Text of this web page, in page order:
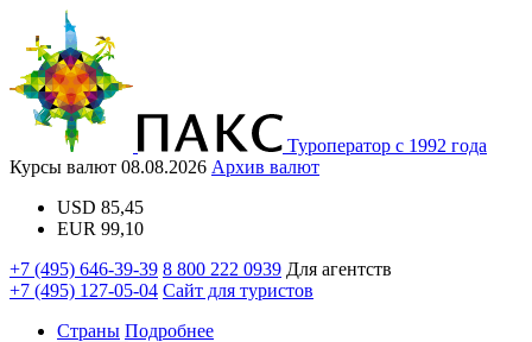
Туроператор с 1992 года
Курсы валют 08.08.2026 Архив валют
USD 85,45
EUR 99,10
+7 (495) 646-39-39 8 800 222 0939 Для агентств
+7 (495) 127-05-04 Сайт для туристов
Страны Подробнее